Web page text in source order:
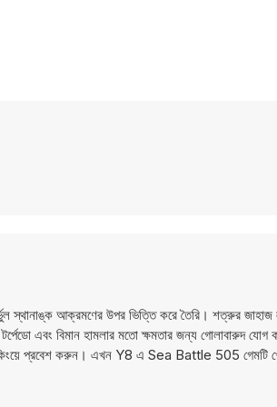
আক্রমণের উপর ভিত্তি করে তৈরি। শত্রুর জাহাজ
এবং বিমান হামলার মতো ক্ষমতার জন্য গোলাবারুদ
প্রবেশ করুন। এখন Y8 এ Sea Battle 505 গেমটি